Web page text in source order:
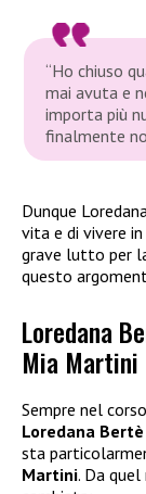
“Ho chiuso
mai avuta e
importa più
finalmente
Dunque
vita e di vivere
grave lutto per
questo
Loredana
Mia Martini
Sempre nel
Loredana Bertè
sta
Martini. Da